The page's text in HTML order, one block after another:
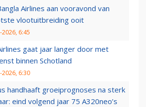
Airlines aan vooravond van
vlootuitbreiding ooit
2026, 6:45
gaat jaar langer door met
binnen Schotland
2026, 6:30
handhaaft groeiprognoses na sterk
eind volgend jaar 75 A320neo’s